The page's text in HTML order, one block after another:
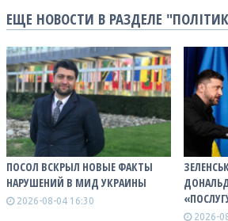
ЕЩЕ НОВОСТИ В РАЗДЕЛЕ
ПОСОЛ ВСКРЫЛ НОВЫЕ ФАКТЫ
НАРУШЕНИЙ В МИД УКРАИНЫ
2026-08-04 16:30
2026-